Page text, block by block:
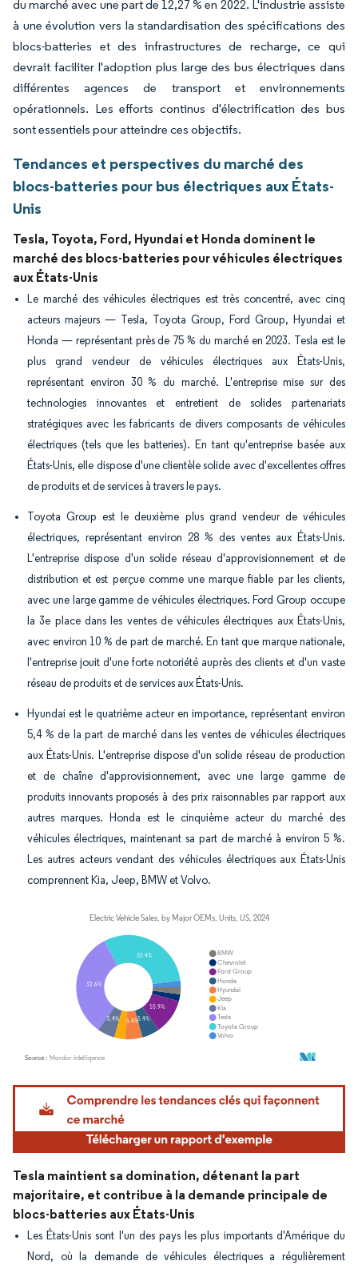
du marché avec une part de 12,27 % en 2022. L'industrie assiste
à une évolution vers la standardisation des spécifications des
blocs-batteries et des infrastructures de recharge, ce qui
devrait faciliter l'adoption plus large des bus électriques dans
différentes agences de transport et environnements
opérationnels. Les efforts continus d'électrification des bus
sont essentiels pour atteindre ces objectifs.
Tendances et perspectives du marché des
blocs-batteries pour bus électriques aux États-
Unis
Tesla, Toyota, Ford, Hyundai et Honda dominent le
marché des blocs-batteries pour véhicules électriques
aux États-Unis
Le marché des véhicules électriques est très concentré, avec cinq
acteurs majeurs — Tesla, Toyota Group, Ford Group, Hyundai et
Honda — représentant près de 75 % du marché en 2023. Tesla est le
plus grand vendeur de véhicules électriques aux États-Unis,
représentant environ 30 % du marché. L'entreprise mise sur des
technologies innovantes et entretient de solides partenariats
stratégiques avec les fabricants de divers composants de véhicules
électriques (tels que les batteries). En tant qu'entreprise basée aux
États-Unis, elle dispose d'une clientèle solide avec d'excellentes offres
de produits et de services à travers le pays.
Toyota Group est le deuxième plus grand vendeur de véhicules
électriques, représentant environ 28 % des ventes aux États-Unis.
L'entreprise dispose d'un solide réseau d'approvisionnement et de
distribution et est perçue comme une marque fiable par les clients,
avec une large gamme de véhicules électriques. Ford Group occupe
la 3e place dans les ventes de véhicules électriques aux États-Unis,
avec environ 10 % de part de marché. En tant que marque nationale,
l'entreprise jouit d'une forte notoriété auprès des clients et d'un vaste
réseau de produits et de services aux États-Unis.
Hyundai est le quatrième acteur en importance, représentant environ
5,4 % de la part de marché dans les ventes de véhicules électriques
aux États-Unis. L'entreprise dispose d'un solide réseau de production
et de chaîne d'approvisionnement, avec une large gamme de
produits innovants proposés à des prix raisonnables par rapport aux
autres marques. Honda est le cinquième acteur du marché des
véhicules électriques, maintenant sa part de marché à environ 5 %.
Les autres acteurs vendant des véhicules électriques aux États-Unis
comprennent Kia, Jeep, BMW et Volvo.
Image © Mordor Intelligence. La réutilisation nécessite une attribution sous CC BY
Tesla maintient sa domination, détenant la part
majoritaire, et contribue à la demande principale de
blocs-batteries aux États-Unis
Les États-Unis sont l'un des pays les plus importants d'Amérique du
Nord, où la demande de véhicules électriques a régulièrement